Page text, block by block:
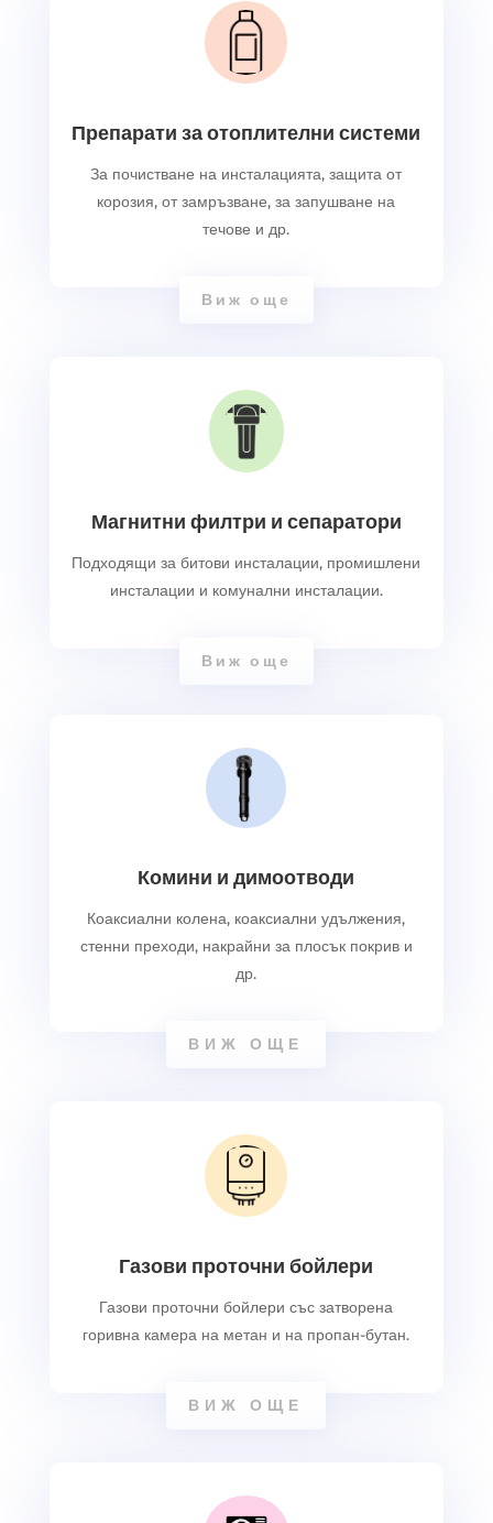
Препарати за отоплителни системи
За почистване на инсталацията, защита от
корозия, от замръзване, за запушване на
течове и др.
Виж още
Магнитни филтри и сепаратори
Подходящи за битови инсталации, промишлени
инсталации и комунални инсталации.
Виж още
Комини и димоотводи
Коаксиални колена, коаксиални удължения,
стенни преходи, накрайни за плосък покрив и
др.
ВИЖ ОЩЕ
Газови проточни бойлери
Газови проточни бойлери със затворена
горивна камера на метан и на пропан-бутан.
ВИЖ ОЩЕ